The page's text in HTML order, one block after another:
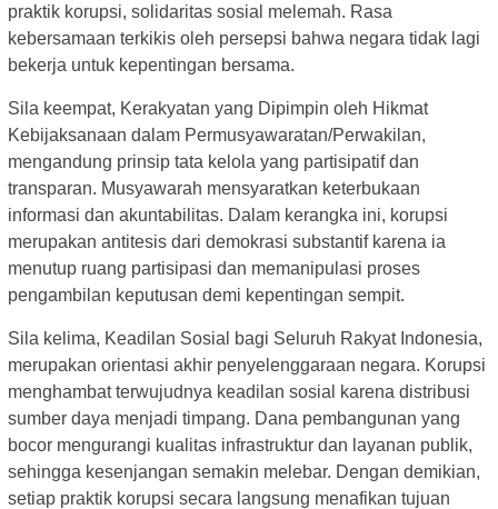
praktik korupsi, solidaritas sosial melemah. Rasa
kebersamaan terkikis oleh persepsi bahwa negara tidak lagi
bekerja untuk kepentingan bersama.
Sila keempat, Kerakyatan yang Dipimpin oleh Hikmat
Kebijaksanaan dalam Permusyawaratan/Perwakilan,
mengandung prinsip tata kelola yang partisipatif dan
transparan. Musyawarah mensyaratkan keterbukaan
informasi dan akuntabilitas. Dalam kerangka ini, korupsi
merupakan antitesis dari demokrasi substantif karena ia
menutup ruang partisipasi dan memanipulasi proses
pengambilan keputusan demi kepentingan sempit.
Sila kelima, Keadilan Sosial bagi Seluruh Rakyat Indonesia,
merupakan orientasi akhir penyelenggaraan negara. Korupsi
menghambat terwujudnya keadilan sosial karena distribusi
sumber daya menjadi timpang. Dana pembangunan yang
bocor mengurangi kualitas infrastruktur dan layanan publik,
sehingga kesenjangan semakin melebar. Dengan demikian,
setiap praktik korupsi secara langsung menafikan tujuan